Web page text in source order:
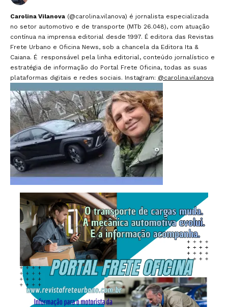
Carolina Vilanova (@carolina.vilanova) é jornalista especializada
no setor automotivo e de transporte (MTb 26.048), com atuação
contínua na imprensa editorial desde 1997. É editora das Revistas
Frete Urbano e Oficina News, sob a chancela da Editora Ita &
Caiana. É responsável pela linha editorial, conteúdo jornalístico e
estratégia de informação do Portal Frete Oficina, todas as suas
plataformas digitais e redes sociais. Instagram: @carolina.vilanova